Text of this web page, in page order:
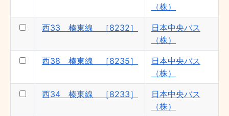
西33 榛東線 ［8232］ - 日本中央バス
（株）
南橘団地線：前橋駅〜渋川駅 - 関越交通
前橋駅〜群大附属小〜総合SC線 - 関越交
西34 榛東線 ［8233］ - 日本中央バス
（株）
西33 榛東線 ［8232］
日本中央バス
（株）
西38 榛東線 ［8235］
日本中央バス
（株）
西34 榛東線 ［8233］
日本中央バス
（株）